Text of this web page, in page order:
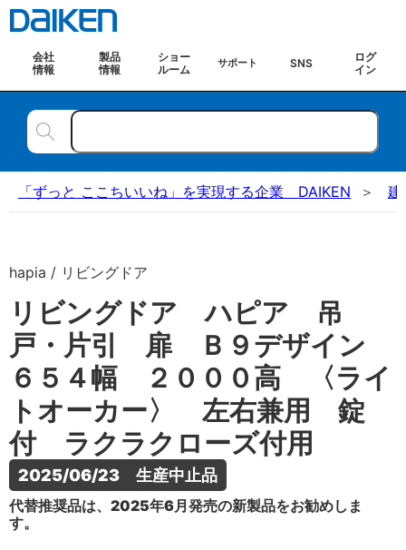
会社
情報
製品
情報
ショー
ルーム
サポート SNS
ログ
イン
「ずっと ここちいいね」を実現する企業 DAIKEN 建
hapia / リビングドア
リビングドア ハピア 吊
戸・片引 扉 Ｂ９デザイン
６５４幅 ２０００高 〈ライ
トオーカー〉 左右兼用 錠
付 ラクラクローズ付用
2025/06/23　生産中止品
代替推奨品は、2025年6月発売の新製品をお勧めしま
す。